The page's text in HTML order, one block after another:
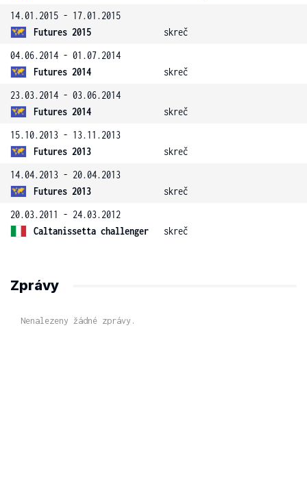
14.01.2015 - 17.01.2015
Futures 2015
skreč
04.06.2014 - 01.07.2014
Futures 2014
skreč
23.03.2014 - 03.06.2014
Futures 2014
skreč
15.10.2013 - 13.11.2013
Futures 2013
skreč
14.04.2013 - 20.04.2013
Futures 2013
skreč
20.03.2011 - 24.03.2012
Caltanissetta challenger
skreč
Zprávy
Nenalezeny žádné zprávy.